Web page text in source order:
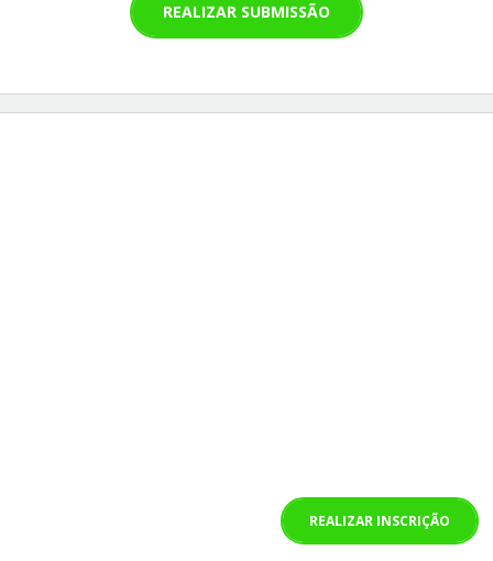
REALIZAR SUBMISSÃO
REALIZAR INSCRIÇÃO